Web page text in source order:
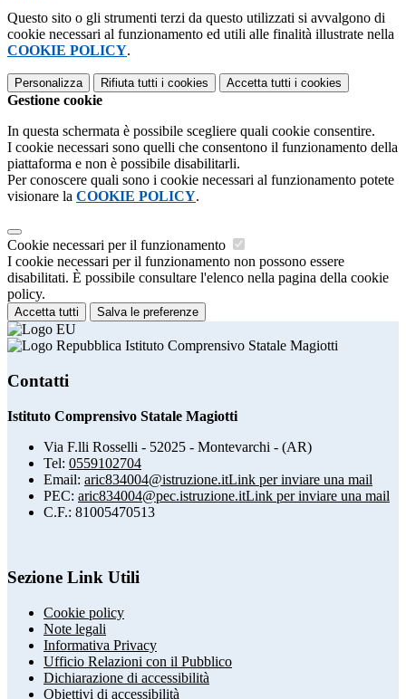
Questo sito o gli strumenti terzi da questo utilizzati si avvalgono di
cookie necessari al funzionamento ed utili alle finalità illustrate nella
COOKIE POLICY.
Personalizza Rifiuta tutti i cookies Accetta tutti i cookies
Gestione cookie
In questa schermata è possibile scegliere quali cookie consentire.
I cookie necessari sono quelli che consentono il funzionamento della
piattaforma e non è possibile disabilitarli.
Per conoscere quali sono i cookie necessari al funzionamento potete
visionare la COOKIE POLICY.
Cookie necessari per il funzionamento
I cookie necessari per il funzionamento non possono essere
disabilitati. È possibile consultare l'elenco nella pagina della cookie
policy.
Accetta tutti Salva le preferenze
Istituto Comprensivo Statale Magiotti
Contatti
Istituto Comprensivo Statale Magiotti
Via F.lli Rosselli - 52025 - Montevarchi - (AR)
Tel: 0559102704
Email: aric834004@istruzione.itLink per inviare una mail
PEC: aric834004@pec.istruzione.itLink per inviare una mail
C.F.: 81005470513
Sezione Link Utili
Cookie policy
Note legali
Informativa Privacy
Ufficio Relazioni con il Pubblico
Dichiarazione di accessibilità
Obiettivi di accessibilità